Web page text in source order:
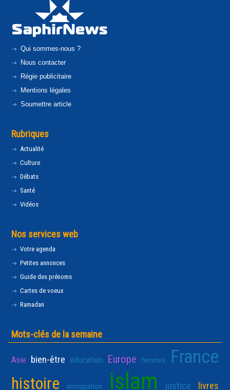
Qui sommes-nous ?
Nous contacter
Régie publicitaire
Mentions légales
Soumettre article
Rubriques
Actualité
Culture
Débats
Santé
Vidéos
Nos services web
Votre agenda
Petites annonces
Guide des prénoms
Cartes de voeux
Ramadan
Mots-clés de la semaine
Asie bien-être éducation Europe femmes France
histoire immigration islam justice livres